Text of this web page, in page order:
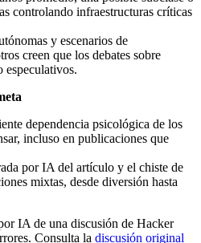
controlando infraestructuras críticas
y escenarios de
creen que los debates sobre
especulativos.
dependencia psicológica de los
incluso en publicaciones que
por IA del artículo y el chiste de
mixtas, desde diversión hasta
IA de una discusión de Hacker
Consulta la discusión original